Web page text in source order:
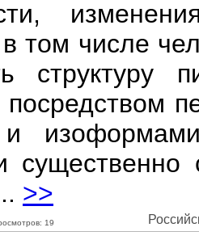
том числе
посредством
существенно
>>
19